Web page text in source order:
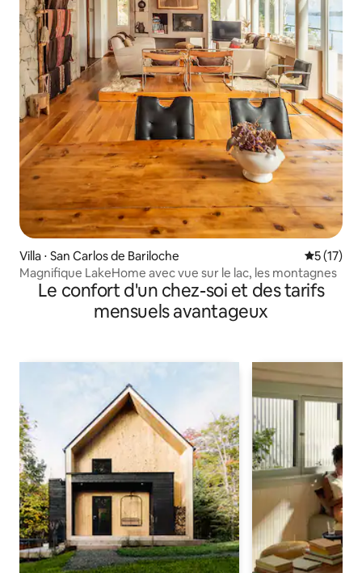
Villa ⋅ San Carlos de Bariloche
5 (17)
Magnifique LakeHome avec vue sur le lac, les montagnes
Le confort d'un chez-soi et des tarifs
mensuels avantageux